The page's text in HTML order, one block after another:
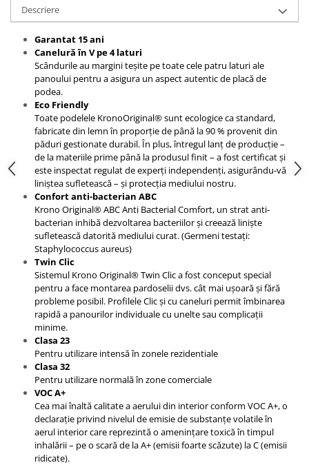
Descriere
Garantat 15 ani
Canelură în V pe 4 laturi
Scândurile au margini teșite pe toate cele patru laturi ale
panoului pentru a asigura un aspect autentic de placă de
podea.
Eco Friendly
Toate podelele KronoOriginal® sunt ecologice ca standard,
fabricate din lemn în proporție de până la 90 % provenit din
păduri gestionate durabil. În plus, întregul lanț de producție –
de la materiile prime până la produsul finit – a fost certificat și
este inspectat regulat de experți independenți, asigurându-vă
liniștea sufletească – și protecția mediului nostru.
Confort anti-bacterian ABC
Krono Original® ABC Anti Bacterial Comfort, un strat anti-
bacterian inhibă dezvoltarea bacteriilor și creează liniște
sufletească datorită mediului curat. (Germeni testați:
Staphylococcus aureus)
Twin Clic
Sistemul Krono Original® Twin Clic a fost conceput special
pentru a face montarea pardoselii dvs. cât mai ușoară și fără
probleme posibil. Profilele Clic și cu caneluri permit îmbinarea
rapidă a panourilor individuale cu unelte sau complicații
minime.
Clasa 23
Pentru utilizare intensă în zonele rezidentiale
Clasa 32
Pentru utilizare normală în zone comerciale
VOC A+
Cea mai înaltă calitate a aerului din interior conform VOC A+, o
declarație privind nivelul de emisie de substanțe volatile în
aerul interior care reprezintă o amenințare toxică în timpul
inhalării – pe o scară de la A+ (emisii foarte scăzute) la C (emisii
ridicate).